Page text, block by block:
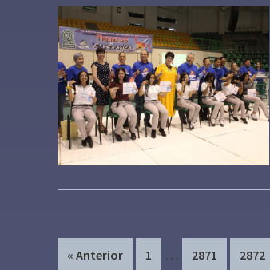
« Anterior Page
1
Interim
… Page
2871 Page
2872